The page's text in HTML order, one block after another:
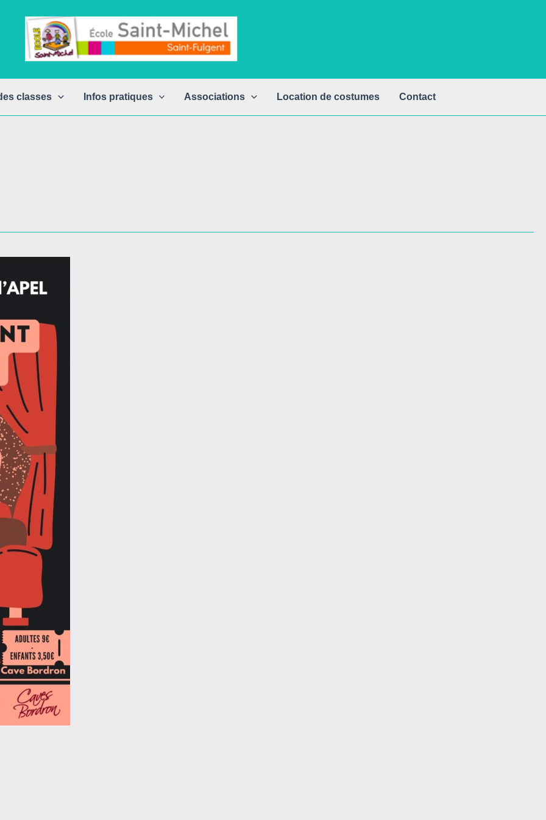
classes Infos pratiques Associations Location de costumes Contact